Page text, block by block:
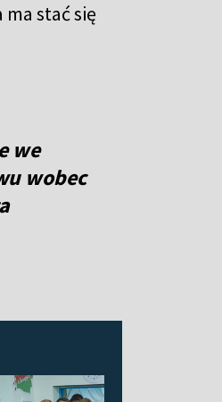
stać się
we
wobec